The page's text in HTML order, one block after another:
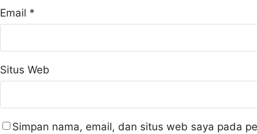
Email *
Situs Web
Simpan nama, email, dan situs web saya pada